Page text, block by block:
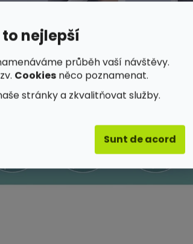
nejlepší
průběh vaší návštěvy.
Cookies něco poznamenat.
stránky a zkvalitňovat služby.
Sunt de acord